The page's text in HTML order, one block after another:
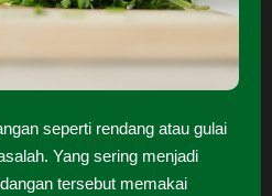
seperti rendang atau gulai
Yang sering menjadi
tersebut memakai